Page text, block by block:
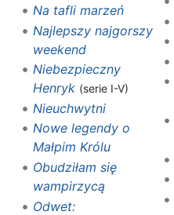
Na tafli marzeń
Najlepszy najgorszy
weekend
Niebezpieczny
Henryk (serie I-V)
Nieuchwytni
Nowe legendy o
Małpim Królu
Obudziłam się
wampirzycą
Odwet: